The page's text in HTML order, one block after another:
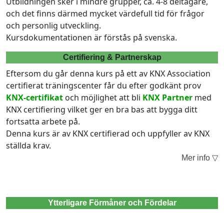
och det finns därmed mycket värdefull tid för frågor
och personlig utveckling.
Kursdokumentationen är förstås på svenska.
Certifiering & Partnerskap
Eftersom du går denna kurs på ett av KNX Association
certifierat träningscenter får du efter godkänt prov
KNX-certifikat och möjlighet att bli KNX Partner med
KNX certifiering vilket ger en bra bas att bygga ditt
fortsatta arbete på.
Denna kurs är av KNX certifierad och uppfyller av KNX
ställda krav.
Mer info ▽
Ytterligare Förmåner och Fördelar